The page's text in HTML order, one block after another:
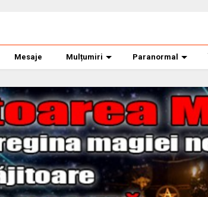
Mesaje Mulțumiri Paranormal